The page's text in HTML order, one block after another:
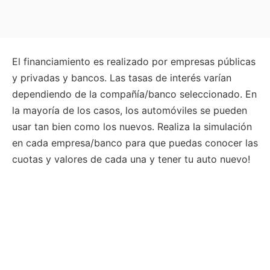
El financiamiento es realizado por empresas públicas
y privadas y bancos. Las tasas de interés varían
dependiendo de la compañía/banco seleccionado. En
la mayoría de los casos, los automóviles se pueden
usar tan bien como los nuevos. Realiza la simulación
en cada empresa/banco para que puedas conocer las
cuotas y valores de cada una y tener tu auto nuevo!